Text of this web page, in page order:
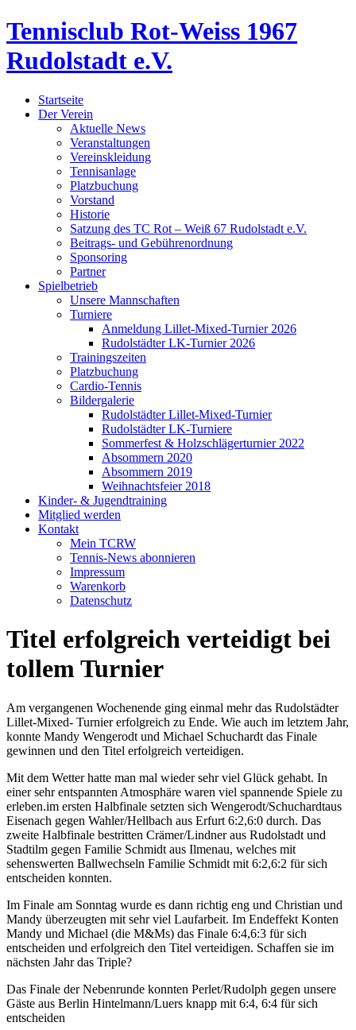
Tennisclub Rot-Weiss 1967
Rudolstadt e.V.
Startseite
Der Verein
Aktuelle News
Veranstaltungen
Vereinskleidung
Tennisanlage
Platzbuchung
Vorstand
Historie
Satzung des TC Rot – Weiß 67 Rudolstadt e.V.
Beitrags- und Gebührenordnung
Sponsoring
Partner
Spielbetrieb
Unsere Mannschaften
Turniere
Anmeldung Lillet-Mixed-Turnier 2026
Rudolstädter LK-Turnier 2026
Trainingszeiten
Platzbuchung
Cardio-Tennis
Bildergalerie
Rudolstädter Lillet-Mixed-Turnier
Rudolstädter LK-Turniere
Sommerfest & Holzschlägerturnier 2022
Absommern 2020
Absommern 2019
Weihnachtsfeier 2018
Kinder- & Jugendtraining
Mitglied werden
Kontakt
Mein TCRW
Tennis-News abonnieren
Impressum
Warenkorb
Datenschutz
Titel erfolgreich verteidigt bei
tollem Turnier
Am vergangenen Wochenende ging einmal mehr das Rudolstädter
Lillet-Mixed- Turnier erfolgreich zu Ende. Wie auch im letztem Jahr,
konnte Mandy Wengerodt und Michael Schuchardt das Finale
gewinnen und den Titel erfolgreich verteidigen.
Mit dem Wetter hatte man mal wieder sehr viel Glück gehabt. In
einer sehr entspannten Atmosphäre waren viel spannende Spiele zu
erleben.im ersten Halbfinale setzten sich Wengerodt/Schuchardtaus
Eisenach gegen Wahler/Hellbach aus Erfurt 6:2,6:0 durch. Das
zweite Halbfinale bestritten Crämer/Lindner aus Rudolstadt und
Stadtilm gegen Familie Schmidt aus Ilmenau, welches mit
sehenswerten Ballwechseln Familie Schmidt mit 6:2,6:2 für sich
entscheiden konnten.
Im Finale am Sonntag wurde es dann richtig eng und Christian und
Mandy überzeugten mit sehr viel Laufarbeit. Im Endeffekt Konten
Mandy und Michael (die M&Ms) das Finale 6:4,6:3 für sich
entscheiden und erfolgreich den Titel verteidigen. Schaffen sie im
nächsten Jahr das Triple?
Das Finale der Nebenrunde konnten Perlet/Rudolph gegen unsere
Gäste aus Berlin Hintelmann/Luers knapp mit 6:4, 6:4 für sich
entscheiden